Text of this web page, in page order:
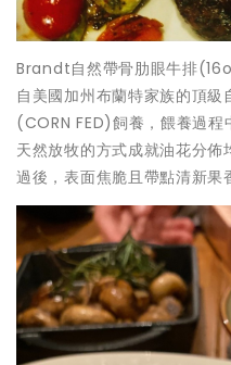
Brandt自然帶骨肋眼牛排
自美國加州布蘭特家族的頂
(CORN FED)飼養，餵養過程
天然放牧的方式成就油花分
過後，表面焦脆且帶點清新果